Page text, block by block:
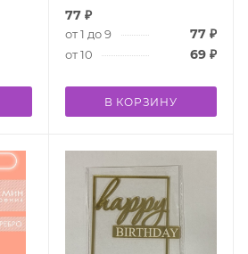
77₽
от 1 до 9 77 ₽
от 10 69 ₽
В КОРЗИНУ